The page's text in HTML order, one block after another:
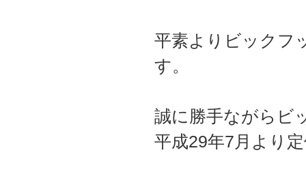
平素よりビックフ
す。
誠に勝手ながらビ
平成29年7月より